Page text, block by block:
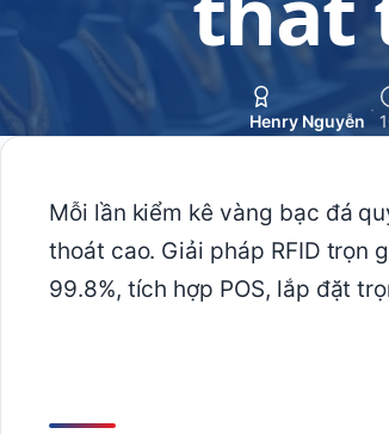
Henry Nguyễn
·
Mỗi lần kiểm kê vàng bạc đá
thoát cao. Giải pháp RFID trọn
99.8%, tích hợp POS, lắp đặt